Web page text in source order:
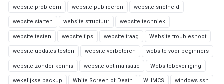
website probleem website publiceren website snelheid
website starten website structuur website techniek
website testen website tips website traag Website troubleshoot
website updates testen website verbeteren website voor beginners
website zonder kennis website-optimalisatie Websitebeveiliging
wekelijkse backup White Screen of Death WHMCS windows ssh